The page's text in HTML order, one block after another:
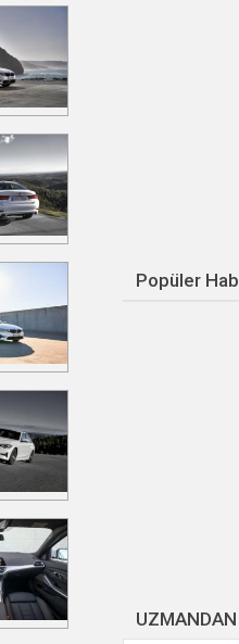
Popüler